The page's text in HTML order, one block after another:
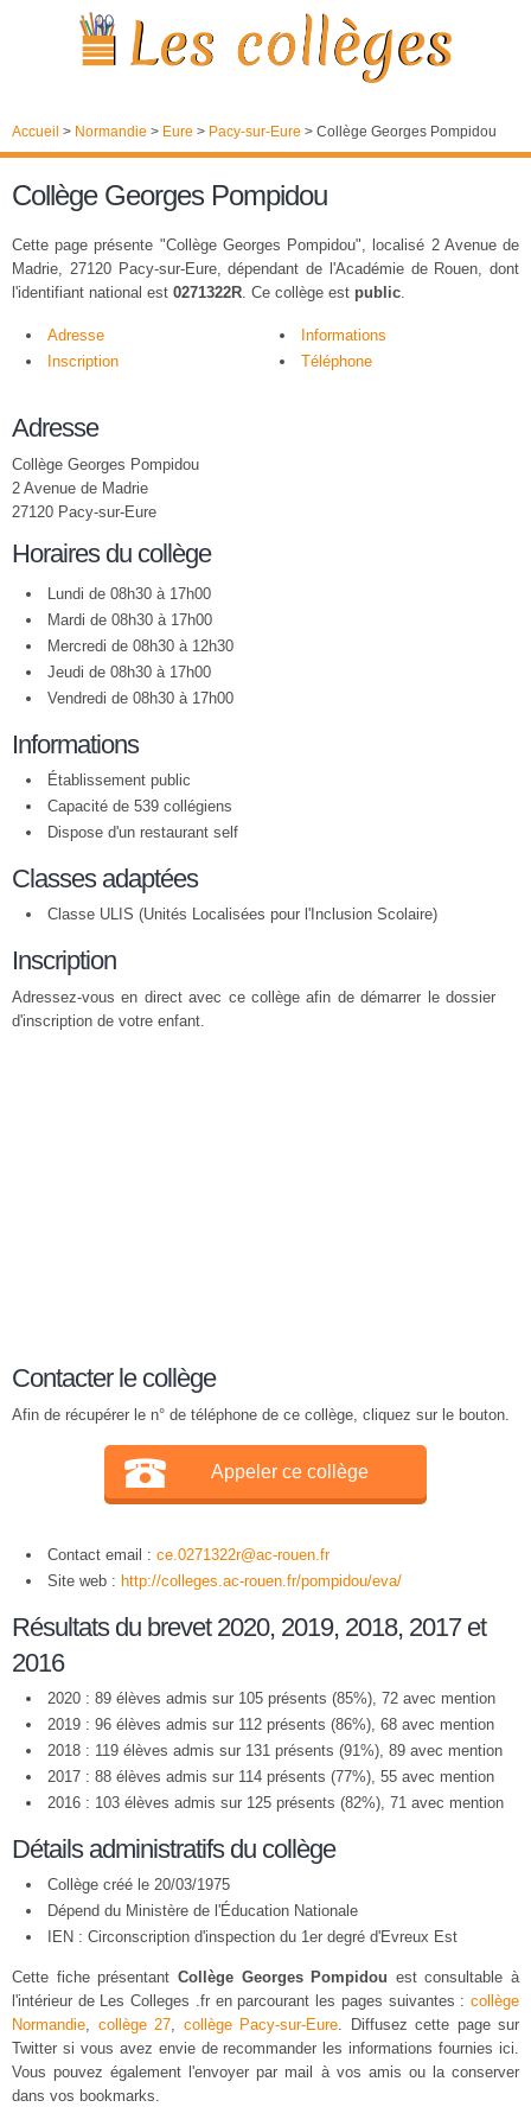
Accueil > Normandie > Eure > Pacy-sur-Eure > Collège Georges Pompidou
Collège Georges Pompidou
Cette page présente "Collège Georges Pompidou", localisé 2 Avenue de
Madrie, 27120 Pacy-sur-Eure, dépendant de l'Académie de Rouen, dont
l'identifiant national est 0271322R. Ce collège est public.
Adresse
Informations
Inscription
Téléphone
Adresse
Collège Georges Pompidou
2 Avenue de Madrie
27120 Pacy-sur-Eure
Horaires du collège
Lundi de 08h30 à 17h00
Mardi de 08h30 à 17h00
Mercredi de 08h30 à 12h30
Jeudi de 08h30 à 17h00
Vendredi de 08h30 à 17h00
Informations
Établissement public
Capacité de 539 collégiens
Dispose d'un restaurant self
Classes adaptées
Classe ULIS (Unités Localisées pour l'Inclusion Scolaire)
Inscription
Adressez-vous en direct avec ce collège afin de démarrer le dossier
d'inscription de votre enfant.
Contacter le collège
Afin de récupérer le n° de téléphone de ce collège, cliquez sur le bouton.
Appeler ce collège
Contact email : ce.0271322r@ac-rouen.fr
Site web : http://colleges.ac-rouen.fr/pompidou/eva/
Résultats du brevet 2020, 2019, 2018, 2017 et
2016
2020 : 89 élèves admis sur 105 présents (85%), 72 avec mention
2019 : 96 élèves admis sur 112 présents (86%), 68 avec mention
2018 : 119 élèves admis sur 131 présents (91%), 89 avec mention
2017 : 88 élèves admis sur 114 présents (77%), 55 avec mention
2016 : 103 élèves admis sur 125 présents (82%), 71 avec mention
Détails administratifs du collège
Collège créé le 20/03/1975
Dépend du Ministère de l'Éducation Nationale
IEN : Circonscription d'inspection du 1er degré d'Evreux Est
Cette fiche présentant Collège Georges Pompidou est consultable à
l'intérieur de Les Colleges .fr en parcourant les pages suivantes : collège
Normandie, collège 27, collège Pacy-sur-Eure. Diffusez cette page sur
Twitter si vous avez envie de recommander les informations fournies ici.
Vous pouvez également l'envoyer par mail à vos amis ou la conserver
dans vos bookmarks.